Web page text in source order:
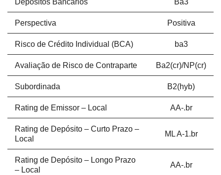
Depósitos Bancários Ba3
Perspectiva Positiva
Risco de Crédito Individual (BCA) ba3
Avaliação de Risco de Contraparte Ba2(cr)/NP(cr)
Subordinada B2(hyb)
Rating de Emissor – Local AA-.br
Rating de Depósito – Curto Prazo –
Local
ML A-1.br
Rating de Depósito – Longo Prazo
– Local
AA-.br